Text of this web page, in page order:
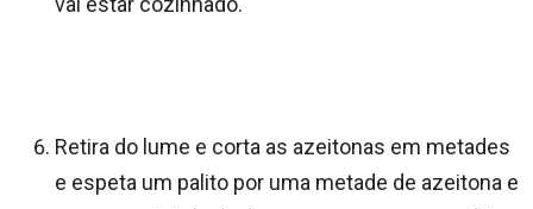
Retira do lume e corta as azeitonas em metades
e espeta um palito por uma metade de azeitona e